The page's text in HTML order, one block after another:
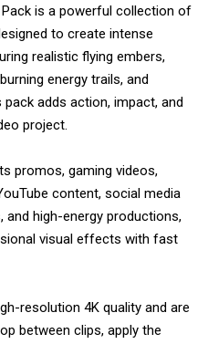
is a powerful collection of
to create intense
realistic flying embers,
energy trails, and
adds action, impact, and
project.
promos, gaming videos,
content, social media
high-energy productions,
visual effects with fast
resolution 4K quality and are
between clips, apply the